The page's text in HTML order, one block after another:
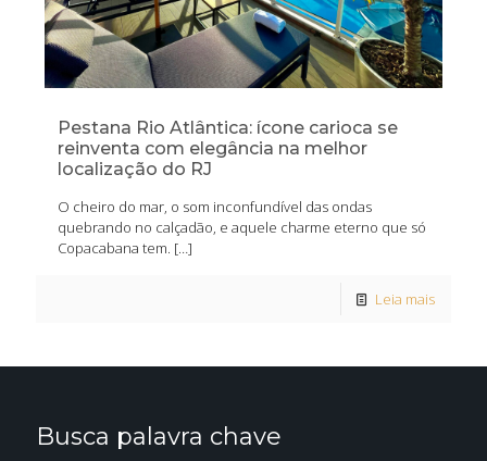
Pestana Rio Atlântica: ícone carioca se
reinventa com elegância na melhor
localização do RJ
O cheiro do mar, o som inconfundível das ondas
quebrando no calçadão, e aquele charme eterno que só
Copacabana tem. […]
Leia mais
Busca palavra chave